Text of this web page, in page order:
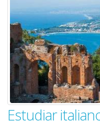
Estudiar